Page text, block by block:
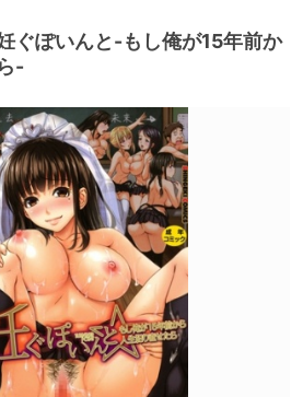
ぐぽいんと-もし俺が15年前か
-